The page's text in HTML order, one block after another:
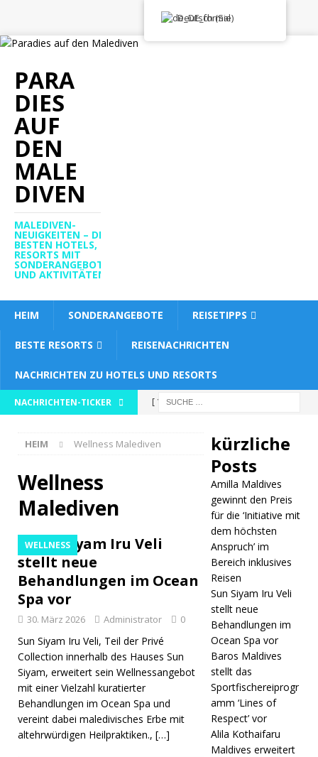
PARA
DIES
AUF
DEN
MALE
DIVEN
MALEDIVEN-
NEUIGKEITEN – DIE
BESTEN HOTELS,
RESORTS MIT
SONDERANGEBOTEN
UND AKTIVITÄTEN
HEIM SONDERANGEBOTE REISETIPPS
BESTE RESORTS REISENACHRICHTEN
NACHRICHTEN ZU HOTELS UND RESORTS
NACHRICHTEN-TICKER
[ 1. April
Amilla
für die
höchsten
Anspruch’
im Bereich
Reisen
5-STERNE-
HEIM Wellness Malediven
Wellness
Malediven
WELLNESS
Sun Siyam Iru Veli
stellt neue
Behandlungen im Ocean
Spa vor
30. März 2026 Administrator 0
Sun Siyam Iru Veli, Teil der Privé
Collection innerhalb des Hauses Sun
Siyam, erweitert sein Wellnessangebot
mit einer Vielzahl kuratierter
Behandlungen im Ocean Spa und
vereint dabei maledivisches Erbe mit
altehrwürdigen Heilpraktiken., […]
kürzliche
Posts
Amilla Maldives
gewinnt den Preis
für die ‘Initiative mit
dem höchsten
Anspruch’ im
Bereich inklusives
Reisen
Sun Siyam Iru Veli
stellt neue
Behandlungen im
Ocean Spa vor
Baros Maldives
stellt das
Sportfischereiprogr
amm ‘Lines of
Respect’ vor
Alila Kothaifaru
Maldives erweitert
Deutsch (Sie)